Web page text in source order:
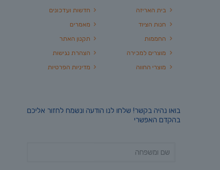
חדשות ועדכונים
מאמרים
תקנון האתר
הצהרת נגישות
מדיניות הפרטיות
בית האריזה
חנות הציוד
החממות
מוצרים למכירה
מוצרי החווה
בואו נהיה בקשר! שלחו לנו הודעה ונשמח לחזור אליכם
בהקדם האפשרי